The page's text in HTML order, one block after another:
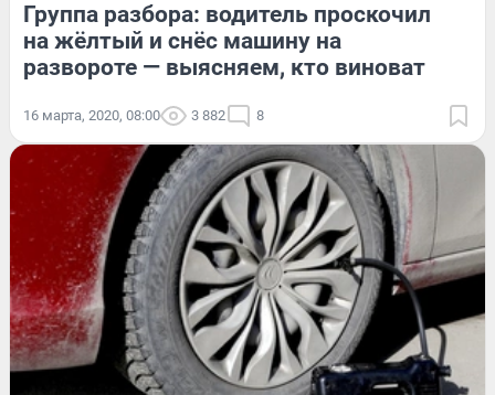
Группа разбора: водитель проскочил
на жёлтый и снёс машину на
развороте — выясняем, кто виноват
16 марта, 2020, 08:00 3 882 8